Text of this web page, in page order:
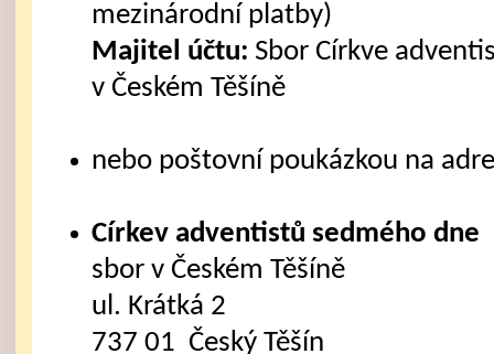
mezinárodní platby)
Majitel účtu: Sbor Církve
v Českém Těšíně
nebo poštovní poukázkou na
Církev adventistů sedmého dne
sbor v Českém Těšíně
ul. Krátká 2
737 01 Český Těšín